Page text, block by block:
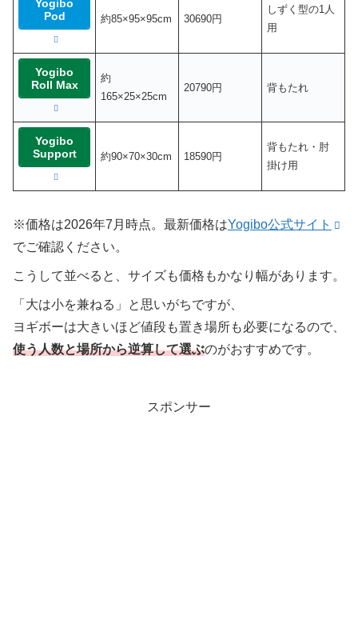
Yogibo
Pod
約85×95×95cm 30690円
しずく型の1人
用
Yogibo
Roll Max
約
165×25×25cm
20790円 背もたれ
Yogibo
Support
約90×70×30cm 18590円
背もたれ・肘
掛け用
※価格は2026年7月時点。最新価格はYogibo公式サイト
でご確認ください。
こうして並べると、サイズも価格もかなり幅があります。
「大は小を兼ねる」と思いがちですが、
ヨギボーは大きいほど値段も置き場所も必要になるので、
使う人数と場所から逆算して選ぶのがおすすめです。
スポンサー